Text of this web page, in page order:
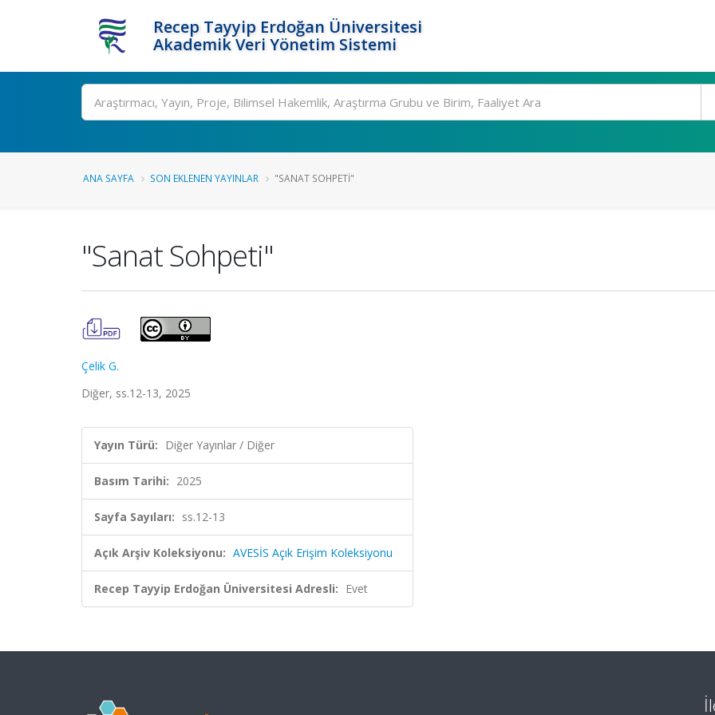
Recep Tayyip Erdoğan Üniversitesi
Akademik Veri Yönetim Sistemi
Ara
ANA SAYFA SON EKLENEN YAYINLAR "SANAT SOHPETI"
"Sanat Sohpeti"
Çelik G.
Diğer, ss.12-13, 2025
Yayın Türü: Diğer Yayınlar / Diğer
Basım Tarihi: 2025
Sayfa Sayıları: ss.12-13
Açık Arşiv Koleksiyonu: AVESİS Açık Erişim Koleksiyonu
Recep Tayyip Erdoğan Üniversitesi Adresli: Evet